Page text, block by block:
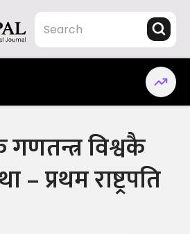
गणतन्त्र विश्वकै
– प्रथम राष्ट्रपति